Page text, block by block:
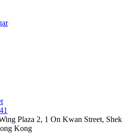
Plaza 2, 1 On Kwan Street, Shek
Kong